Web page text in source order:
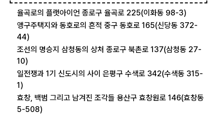
율곡로의 플랫아이언 종로구 율곡로 225(이화동 98-3)
앵구주택지와 동호로의 흔적 중구 동호로 165(신당동 372-
44)
조선의 명승지 삼청동의 상처 종로구 북촌로 137(삼청동 27-
10)
일전쟁과 1기 신도시의 사이 은평구 수색로 342(수색동 315-
1)
효창, 백범 그리고 남겨진 조각들 용산구 효창원로 146(효창동
5-508)